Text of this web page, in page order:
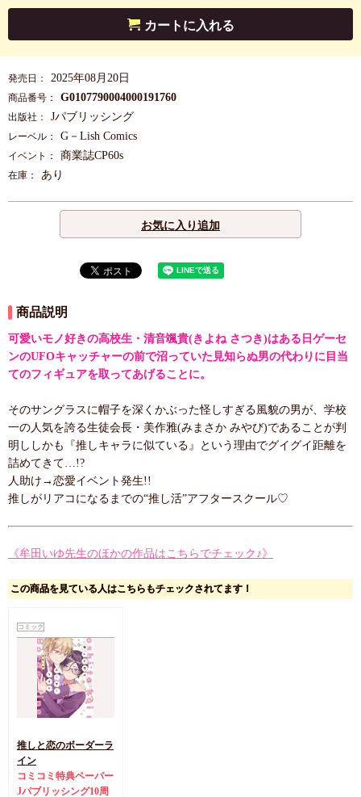
カートに入れる
発売日： 2025年08月20日
商品番号： G0107790004000191760
出版社： Jパブリッシング
レーベル： G－Lish Comics
イベント： 商業誌CP60s
在庫： あり
お気に入り追加
商品説明
可愛いモノ好きの高校生・清音颯貴(きよね さつき)はある日ゲーセ
ンのUFOキャッチャーの前で沼っていた見知らぬ男の代わりに目当
てのフィギュアを取ってあげることに。
そのサングラスに帽子を深くかぶった怪しすぎる風貌の男が、学校
一の人気を誇る生徒会長・美作雅(みまさか みやび)であることが判
明ししかも『推しキャラに似ている』という理由でグイグイ距離を
詰めてきて…!?
人助け→恋愛イベント発生!!
推しがリアコになるまでの“推し活”アフタースクール♡
《牟田いゆ先生のほかの作品はこちらでチェック♪》
この商品を見ている人はこちらもチェックされてます！
コミック
推しと恋のボーダーラ
イン
コミコミ特典ペーパー
Jパブリッシング10周